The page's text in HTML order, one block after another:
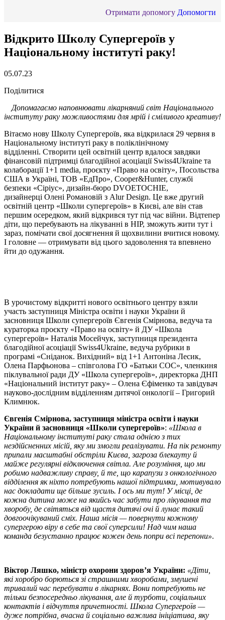
Отримати допомогу Допомогти
Відкрито Школу Супергероїв у
Національному інституті раку!
05.07.23
Поділитися
Допомагаємо наповнювати лікарняний світ Національного
інституту раку можливостями для мрій і сміливого креативу!
Вітаємо нову Школу Супергероїв, яка відкрилася 29 червня в
Національному інституті раку в поліклінічному
відділенні. Створити цей освітній центр вдалося завдяки
фінансовій підтримці благодійної асоціації Swiss4Ukraine та
колаборації 1+1 mediа, проєкту «Право на освіту», Посольства
США в Україні, ТОВ «ЕдПро», Cooper&Hunter, службі
безпеки «Сіріус», дизайн-бюро DVOETOCHIE,
дизайнерці Олені Романовій з Alur Design. Це вже другий
освітній центр «Школи супергероїв» в Києві, але він став
першим осередком, який відкрився тут під час війни. Відтепер
діти, що перебувають на лікуванні в НІР, зможуть жити тут і
зараз, помічати свої досягнення й щохвилини вчитися новому.
І головне — отримувати від цього задоволення та впевнено
йти до одужання.
В урочистому відкритті нового освітнього центру взяли
участь заступниця Міністра освіти і науки України й
засновниця Школи супергероїв Євгенія Смірнова, ведуча та
кураторка проєкту «Право на освіту» й ДУ «Школа
супергероїв» Наталія Мосейчук, заступниця президента
благодійної асоціації Swiss4Ukraine, ведуча рубрики в
програмі «Сніданок. Вихідний» від 1+1 Антоніна Лесик,
Олена Парфьонова – співголова ГО «Батьки СОС», членкиня
піклувальної ради ДУ «Школа супергероїв», директорка ДНП
«Національний інститут раку» – Олена Єфіменко та завідувач
науково-дослідним відділенням дитячої онкології – Григорий
Климнюк.
Євгенія Смірнова, заступниця міністра освіти і науки
України й засновниця «Школи супергероїв»: «Школа в
Національному інституті раку стала однією з тих
нездійсненних місій, яку ми змогли реалізувати. На пік ремонту
припали масштабні обстріли Києва, загроза блекауту й
майже регулярні відключення світла. Але розуміння, що ми
робимо надважливу справу, й те, що карапузи з онкологічного
відділення як ніхто потребують нашої підтримки, мотивувало
нас докладати ще більше зусиль. І ось ми тут! У місці, де
кожна дитина може на якийсь час забути про лікування та
хворобу, де світяться від щастя дитячі очі й лунає такий
довгоочікуваний сміх. Наша місія — повернути кожному
супергерою віру в себе та свої суперсили! Над чим наша
команда безустанно працює кожен день попри всі перепони».
Віктор Ляшко, міністр охорони здоров’я України: «Діти,
які хоробро борються зі страшними хворобами, змушені
тривалий час перебувати в лікарнях. Вони потребують не
тільки безпосередньо лікування, але й турботи, соціальних
контактів і відчуття причетності. Школа Супергероїв —
дуже потрібна, вчасна й соціально важлива ініціатива, яку